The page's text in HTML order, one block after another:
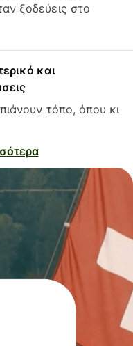
ξοδεύεις στο
και
τόπο, όπου κι